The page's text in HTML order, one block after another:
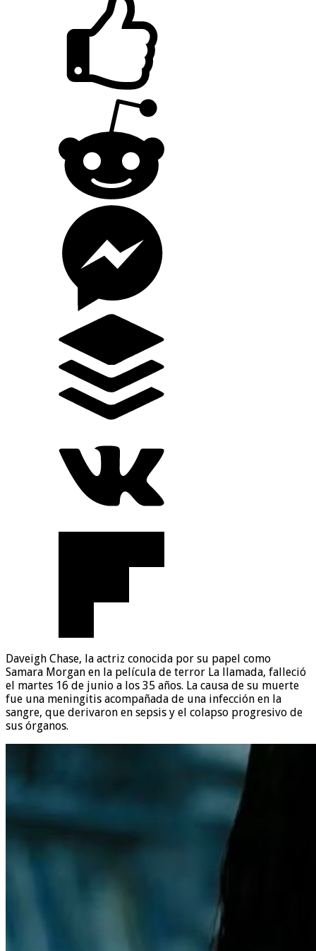
Daveigh Chase, la actriz conocida por su papel como
Samara Morgan en la película de terror La llamada, falleció
el martes 16 de junio a los 35 años. La causa de su muerte
fue una meningitis acompañada de una infección en la
sangre, que derivaron en sepsis y el colapso progresivo de
sus órganos.